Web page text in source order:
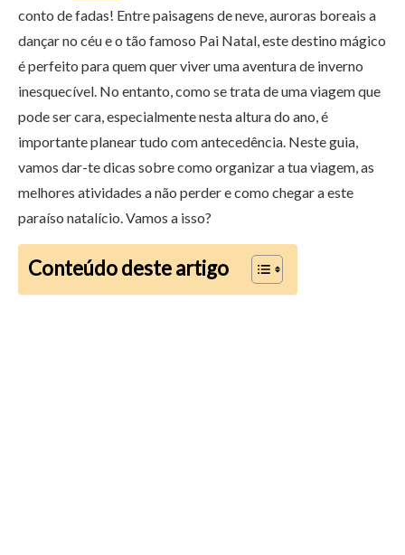
conto de fadas! Entre paisagens de neve, auroras boreais a
dançar no céu e o tão famoso Pai Natal, este destino mágico
é perfeito para quem quer viver uma aventura de inverno
inesquecível. No entanto, como se trata de uma viagem que
pode ser cara, especialmente nesta altura do ano, é
importante planear tudo com antecedência. Neste guia,
vamos dar-te dicas sobre como organizar a tua viagem, as
melhores atividades a não perder e como chegar a este
paraíso natalício. Vamos a isso?
Conteúdo deste artigo